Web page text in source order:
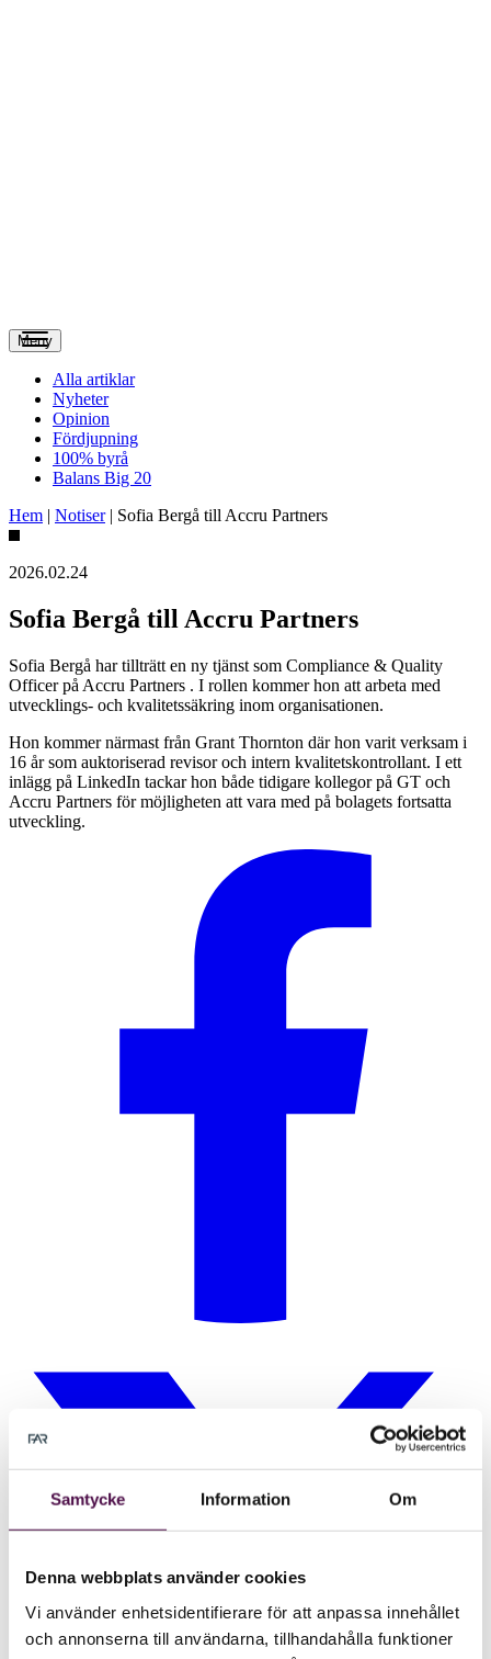
Samtycke Information Om
Denna webbplats använder cookies
Vi använder enhetsidentifierare för att anpassa innehållet
och annonserna till användarna, tillhandahålla funktioner
Meny
Alla artiklar
Nyheter
Opinion
Fördjupning
100% byrå
Balans Big 20
Hem | Notiser| Sofia Bergå till Accru Partners
2026.02.24
Sofia Bergå till Accru Partners
Sofia Bergå har tillträtt en ny tjänst som Compliance & Quality
Officer på Accru Partners . I rollen kommer hon att arbeta med
utvecklings- och kvalitetssäkring inom organisationen.
Hon kommer närmast från Grant Thornton där hon varit verksam i
16 år som auktoriserad revisor och intern kvalitetskontrollant. I ett
inlägg på LinkedIn tackar hon både tidigare kollegor på GT och
Accru Partners för möjligheten att vara med på bolagets fortsatta
utveckling.